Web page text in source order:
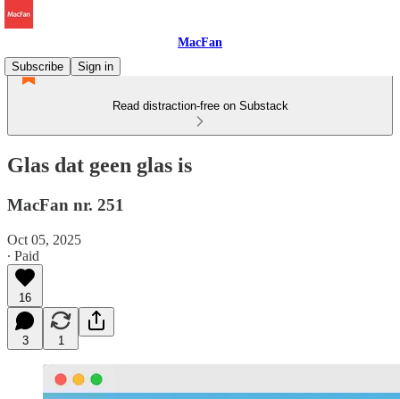
MacFan
Subscribe
Sign in
Read distraction-free on Substack
Glas dat geen glas is
MacFan nr. 251
Oct 05, 2025
∙ Paid
16
3 1